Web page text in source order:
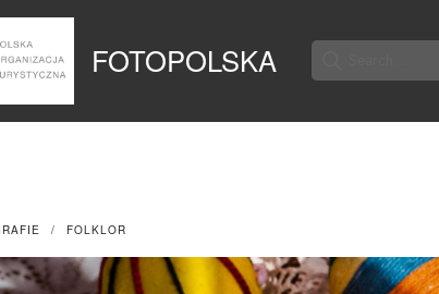
FOTOPOLSKA
Search
for:
FOLKLOR
cookies